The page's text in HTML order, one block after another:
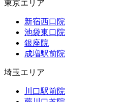
東京エリア
新宿西口院
池袋東口院
銀座院
成増駅前院
埼玉エリア
川口駅前院